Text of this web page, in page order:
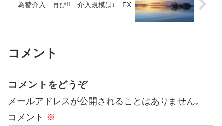
為替介入 再び!! 介入規模は↓ FX
コメント
コメントをどうぞ
メールアドレスが公開されることはありません。
コメント ※